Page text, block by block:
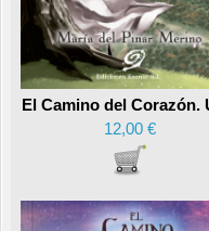
El Camino del Corazón.
12,00 €